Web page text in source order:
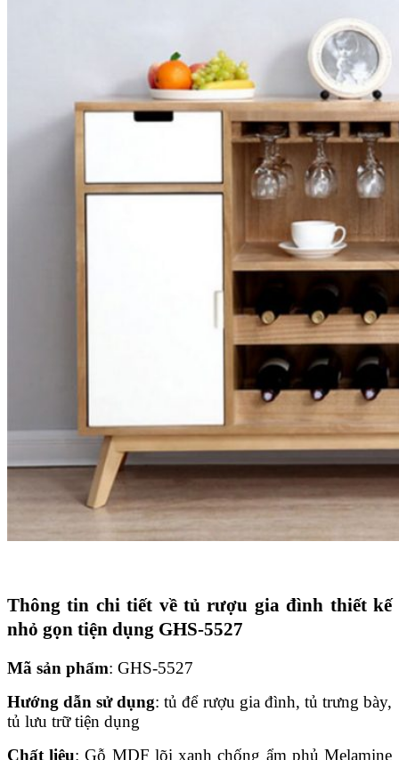
Thông tin chi tiết về tủ rượu gia đình thiết kế
nhỏ gọn tiện dụng GHS-5527
Mã sản phẩm: GHS-5527
Hướng dẫn sử dụng: tủ để rượu gia đình, tủ trưng bày,
tủ lưu trữ tiện dụng
Chất liệu: Gỗ MDF lõi xanh chống ẩm phủ Melamine